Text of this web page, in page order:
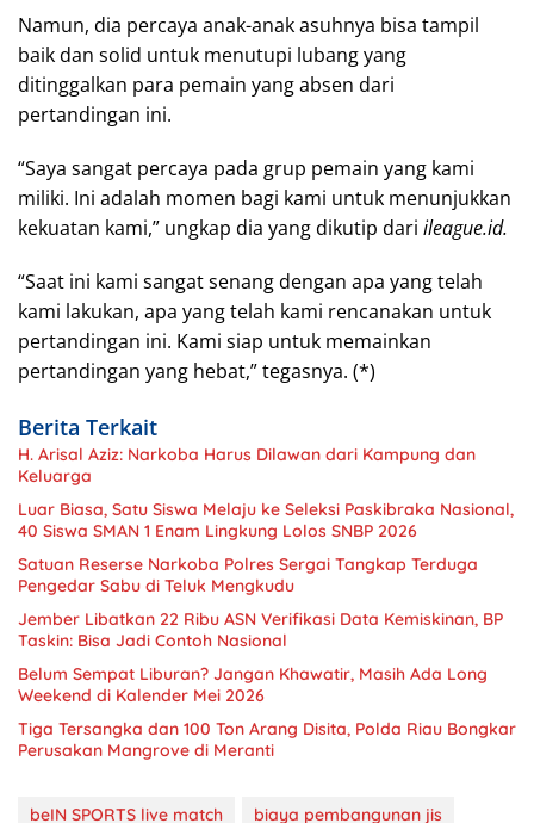
Namun, dia percaya anak-anak asuhnya bisa tampil
baik dan solid untuk menutupi lubang yang
ditinggalkan para pemain yang absen dari
pertandingan ini.
“Saya sangat percaya pada grup pemain yang kami
miliki. Ini adalah momen bagi kami untuk menunjukkan
kekuatan kami,” ungkap dia yang dikutip dari ileague.id.
“Saat ini kami sangat senang dengan apa yang telah
kami lakukan, apa yang telah kami rencanakan untuk
pertandingan ini. Kami siap untuk memainkan
pertandingan yang hebat,” tegasnya. (*)
Berita Terkait
H. Arisal Aziz: Narkoba Harus Dilawan dari Kampung dan
Keluarga
Luar Biasa, Satu Siswa Melaju ke Seleksi Paskibraka Nasional,
40 Siswa SMAN 1 Enam Lingkung Lolos SNBP 2026
Satuan Reserse Narkoba Polres Sergai Tangkap Terduga
Pengedar Sabu di Teluk Mengkudu
Jember Libatkan 22 Ribu ASN Verifikasi Data Kemiskinan, BP
Taskin: Bisa Jadi Contoh Nasional
Belum Sempat Liburan? Jangan Khawatir, Masih Ada Long
Weekend di Kalender Mei 2026
Tiga Tersangka dan 100 Ton Arang Disita, Polda Riau Bongkar
Perusakan Mangrove di Meranti
beIN SPORTS live match
biaya pembangunan jis